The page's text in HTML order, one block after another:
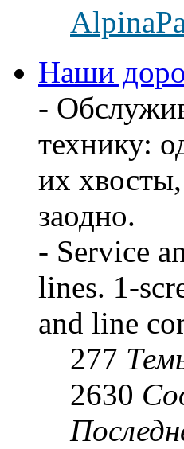
Наши
-
технику:
их
заодно.
- Service
lines. 1-
and line
277
2630